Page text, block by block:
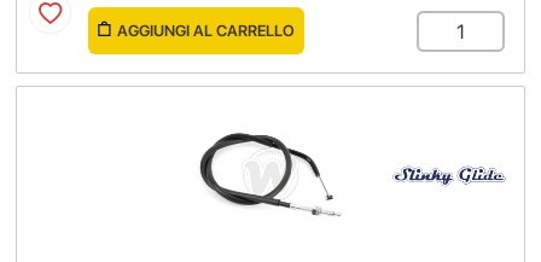
AGGIUNGI AL CARRELLO